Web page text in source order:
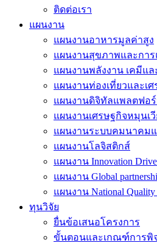
ติดต่อเรา
แผนงาน
แผนงานอาหารมูลค่าสูง
แผนงานสุขภาพและกา
แผนงานพลังงาน เคมีแ
แผนงานท่องเที่ยวและเ
แผนงานดิจิทัลแพลตฟอ
แผนงานเศรษฐกิจหมุนเ
แผนงานระบบคมนาคม
แผนงานโลจิสติกส์
แผนงาน Innovation
แผนงาน Global
แผนงาน National Quality
ทุนวิจัย
ยื่นข้อเสนอโครงการ
ขั้นตอนและเกณฑ์การพิ